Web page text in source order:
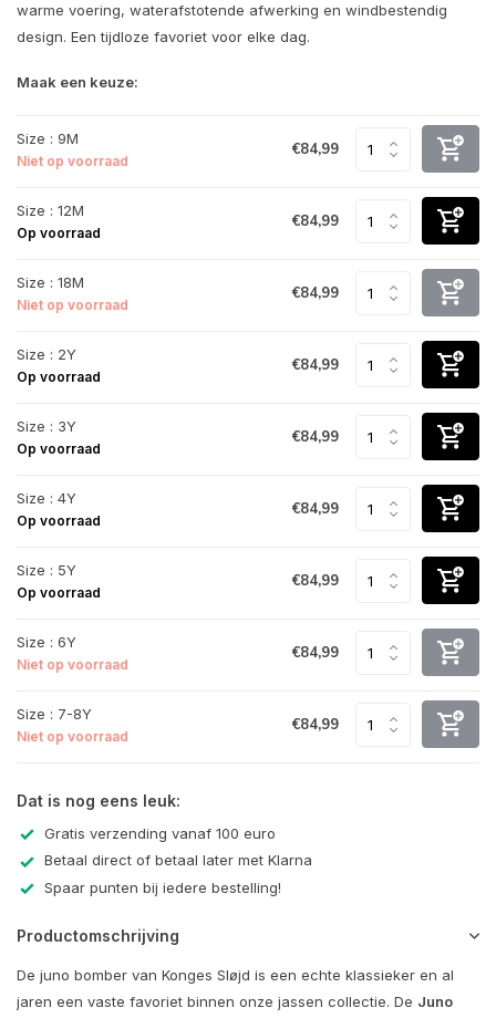
warme voering, waterafstotende afwerking en windbestendig
design. Een tijdloze favoriet voor elke dag.
Maak een keuze:
Size : 9M
Niet op voorraad
€84,99
Size : 12M
Op voorraad
€84,99
Size : 18M
Niet op voorraad
€84,99
Size : 2Y
Op voorraad
€84,99
Size : 3Y
Op voorraad
€84,99
Size : 4Y
Op voorraad
€84,99
Size : 5Y
Op voorraad
€84,99
Size : 6Y
Niet op voorraad
€84,99
Size : 7-8Y
Niet op voorraad
€84,99
Dat is nog eens leuk:
Gratis verzending vanaf 100 euro
Betaal direct of betaal later met Klarna
Spaar punten bij iedere bestelling!
Productomschrijving
De juno bomber van Konges Sløjd is een echte klassieker en al
jaren een vaste favoriet binnen onze jassen collectie. De Juno